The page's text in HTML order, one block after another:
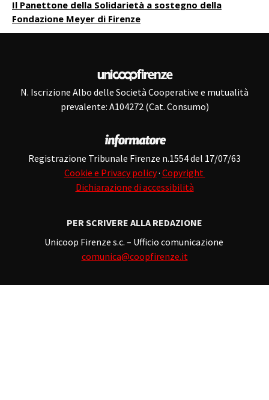
Il Panettone della Solidarietà a sostegno della
Fondazione Meyer di Firenze
N. Iscrizione Albo delle Società Cooperative e mutualità
prevalente: A104272 (Cat. Consumo)
Registrazione Tribunale Firenze n.1554 del 17/07/63
Cookie e Privacy policy· Copyright
Dichiarazione di accessibilità
PER SCRIVERE ALLA REDAZIONE
Unicoop Firenze s.c. – Ufficio comunicazione
comunica@coopfirenze.it